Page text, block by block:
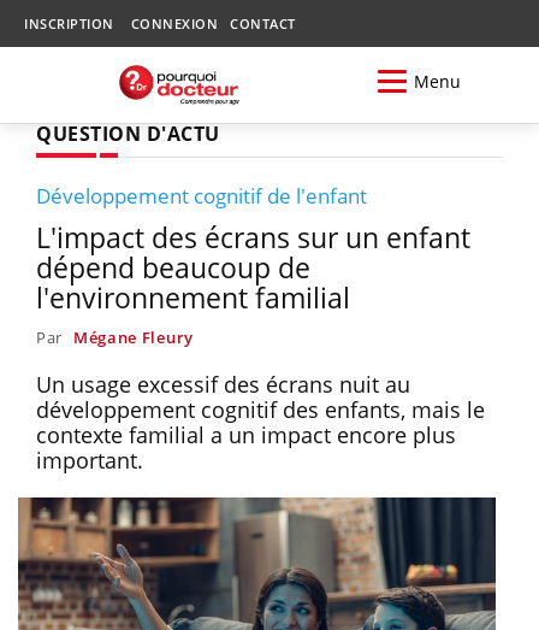
INSCRIPTION CONNEXION CONTACT
Menu
QUESTION D'ACTU
Développement cognitif de l'enfant
L'impact des écrans sur un enfant
dépend beaucoup de
l'environnement familial
Par Mégane Fleury
Un usage excessif des écrans nuit au
développement cognitif des enfants, mais le
contexte familial a un impact encore plus
important.